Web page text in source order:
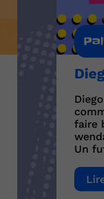
faire
Un